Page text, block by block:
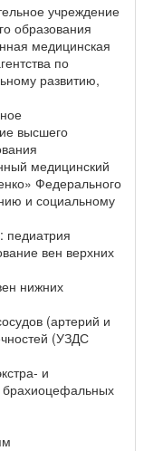
учреждение
образования
медицинская
по
развитию,
высшего
медицинский
Федерального
и социальному
педиатрия
вен верхних
нижних
(артерий и
(УЗДС
и
брахиоцефальных